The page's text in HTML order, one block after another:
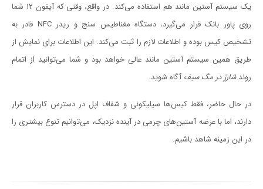
یک سیستم آستین مانند هم استفاده می‌کند. در واقع، وقتی که آیفون ۱۲ شما
روی پاور بانک قرار می‌گیرد، دستگاه مغناطیس سنج و ریدر NFC قادر به
تشخیص کیس بوده و اطلاعات لازم را ثبت می‌کند. این اطلاعات برای نمایش از
طریق همین سیستم آستین مانند عالی خواهد بود و شما می‌توانید از اتمام
روندشارژ در مگ سیفآگاه شوید.
در حال حاضر، فقط کیس‌ها سیلیکونی و شفاف اپل در دسترس کاربران قرار
دارند، اما با عرضه آستین‌های چرمی در آینده نزدیک، می‌توانیم تنوع بیشتری را
در این زمینه شاهد باشیم.